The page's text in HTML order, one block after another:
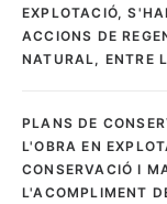
EXPLOTACIÓ,
ACCIONS DE
NATURAL, ENTRE
PLANS DE
L'OBRA EN
CONSERVACIÓ I
L'ACOMPLIMENT